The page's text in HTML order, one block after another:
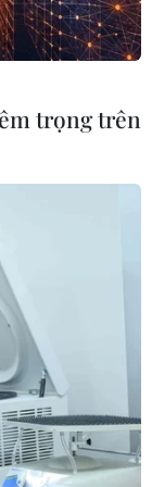
trọng trên